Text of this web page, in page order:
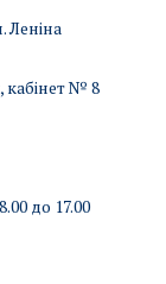
Леніна
№ 8
до 17.00